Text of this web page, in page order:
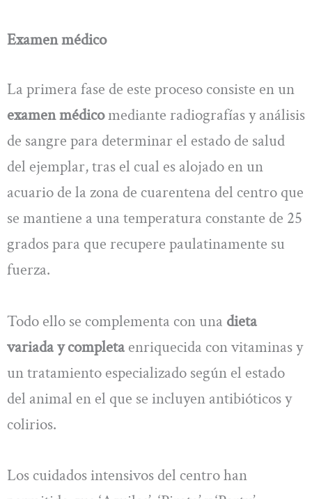
Examen médico
La primera fase de este proceso consiste en un
examen médicomediante radiografías y análisis
de sangre para determinar el estado de salud
del ejemplar, tras el cual es alojado en un
acuario de la zona de cuarentena del centro que
se mantiene a una temperatura constante de 25
grados para que recupere paulatinamente su
fuerza.
Todo ello se complementa con una dieta
variada y completaenriquecida con vitaminas y
un tratamiento especializado según el estado
del animal en el que se incluyen antibióticos y
colirios.
Los cuidados intensivos del centro han